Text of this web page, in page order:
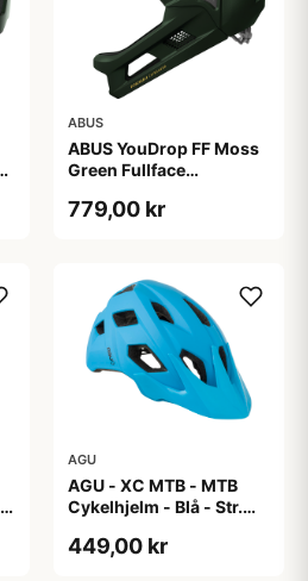
ABUS
ABUS YouDrop FF Moss
Green Fullface
779,00 kr
AGU
AGU - XC MTB - MTB
Cykelhjelm - Blå - Str.
449,00 kr